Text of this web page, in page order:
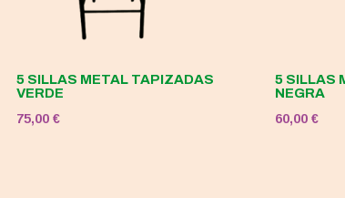
5 SILLAS METAL TAPIZADAS
VERDE
75,00 €
5 SILLAS
NEGRA
60,00 €